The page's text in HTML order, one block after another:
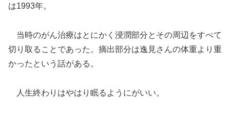
は1993年。
当時のがん治療はとにかく浸潤部分とその周辺をすべて
切り取ることであった。摘出部分は逸見さんの体重より重
かったという話がある。
人生終わりはやはり眠るようにがいい。